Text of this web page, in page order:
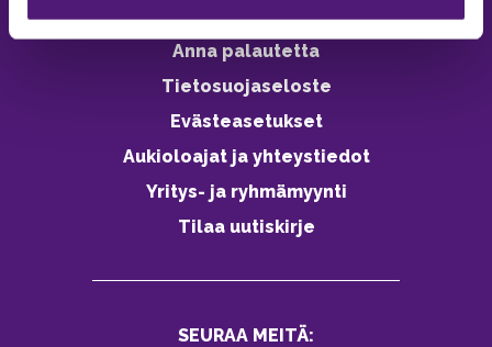
Avoimet työpaikat
Anna palautetta
Tietosuojaseloste
Evästeasetukset
Aukioloajat ja yhteystiedot
Yritys- ja ryhmämyynti
Tilaa uutiskirje
SEURAA MEITÄ: